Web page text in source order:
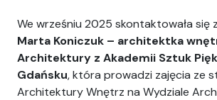
We wrześniu 2025 skontaktowała się
Marta Koniczuk – architektka
Architektury z Akademii Sztuk
Gdańsku, która prowadzi zajęcia ze
Architektury Wnętrz na Wydziale